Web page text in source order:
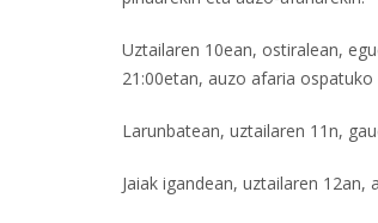
Uztailaren 10ean, ostiralean,
21:00etan, auzo afaria
Larunbatean, uztailaren 11n,
Jaiak igandean, uztailaren